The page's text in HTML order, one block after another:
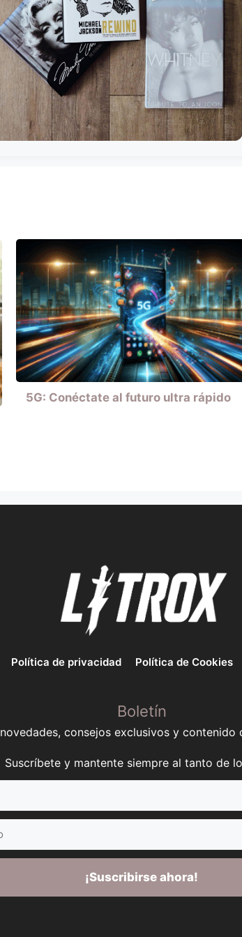
5G: Conéctate al futuro ultra rápido
Política de privacidad Política de Cookies
Boletín
consejos exclusivos y contenido
Suscríbete y mantente siempre al tanto de
¡Suscribirse ahora!